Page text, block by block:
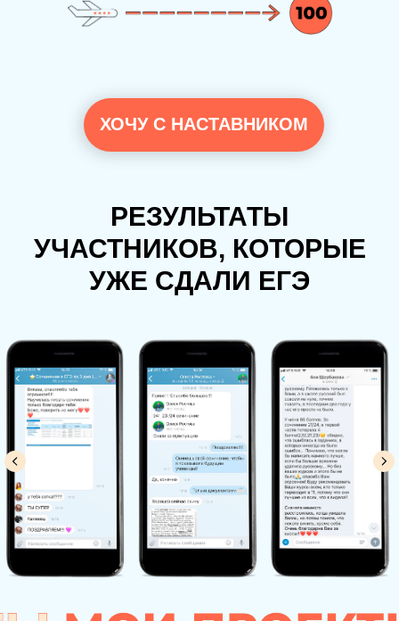
ХОЧУ С НАСТАВНИКОМ
РЕЗУЛЬТАТЫ
УЧАСТНИКОВ, КОТОРЫЕ
УЖЕ СДАЛИ ЕГЭ